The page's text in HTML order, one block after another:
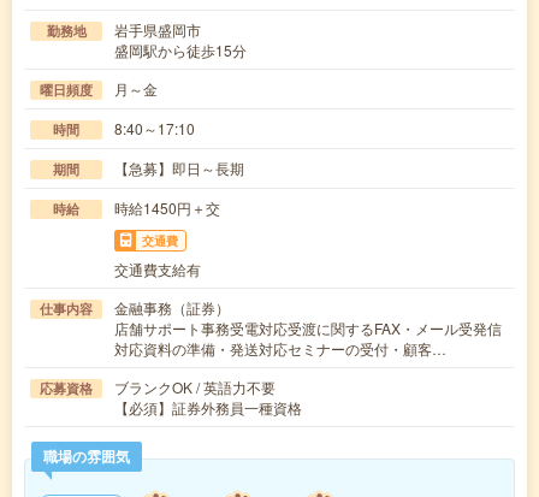
勤務地
岩手県盛岡市
盛岡駅から徒歩15分
曜日頻度 月～金
時間 8:40～17:10
期間 【急募】即日～長期
時給 時給1450円＋交
交通費
交通費支給有
仕事内容
金融事務（証券）
店舗サポート事務受電対応受渡に関するFAX・メール受発信
対応資料の準備・発送対応セミナーの受付・顧客…
応募資格
ブランクOK / 英語力不要
【必須】証券外務員一種資格
職場の雰囲気